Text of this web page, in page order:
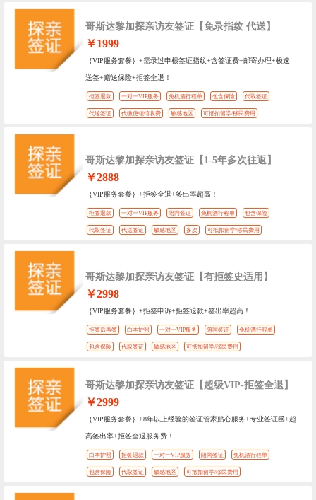
哥斯达黎加探亲访友签证【免录指纹 代送】
￥1999
｛VIP服务套餐｝+需录过申根签证指纹+含签证费+邮寄办理+极速
送签+赠送保险+拒签全退！
拒签退款 一对一VIP服务 免机酒行程单 包含保险 代取签证
代送签证 代缴使领馆收费 敏感地区 可抵扣留学/移民费用
哥斯达黎加探亲访友签证【1-5年多次往返】
￥2888
｛VIP服务套餐｝+拒签全退+签出率超高！
拒签退款 一对一VIP服务 陪同签证 免机酒行程单 包含保险
代取签证 代送签证 敏感地区 多次 可抵扣留学/移民费用
哥斯达黎加探亲访友签证【有拒签史适用】
￥2998
｛VIP服务套餐｝+拒签申诉+拒签退款+签出率超高！
拒签后再签 白本护照 一对一VIP服务 陪同签证 免机酒行程单
包含保险 代取签证 敏感地区 可抵扣留学/移民费用
哥斯达黎加探亲访友签证【超级VIP-拒签全退】
￥2999
｛VIP服务套餐｝+8年以上经验的签证管家贴心服务+专业签证函+超
高签出率+拒签全退服务费！
白本护照 拒签退款 一对一VIP服务 陪同签证 免机酒行程单
包含保险 代取签证 敏感地区 可抵扣留学/移民费用